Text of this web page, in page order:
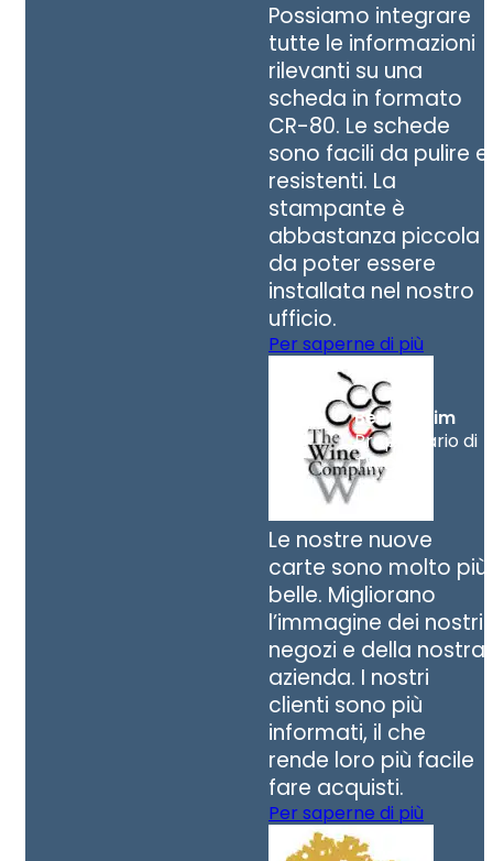
Possiamo integrare
tutte le informazioni
rilevanti su una
scheda in formato
CR-80. Le schede
sono facili da pulire e
resistenti. La
stampante è
abbastanza piccola
da poter essere
installata nel nostro
ufficio.
Per saperne di più
Belinda Lim
Proprietario di
TWC
Le nostre nuove
carte sono molto più
belle. Migliorano
l’immagine dei nostri
negozi e della nostra
azienda. I nostri
clienti sono più
informati, il che
rende loro più facile
fare acquisti.
Per saperne di più